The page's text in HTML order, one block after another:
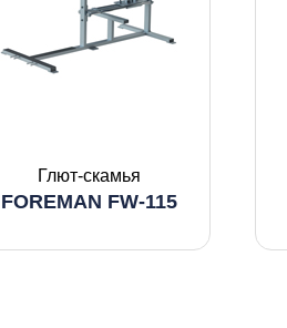
Глют-скамья
FOREMAN FW-115